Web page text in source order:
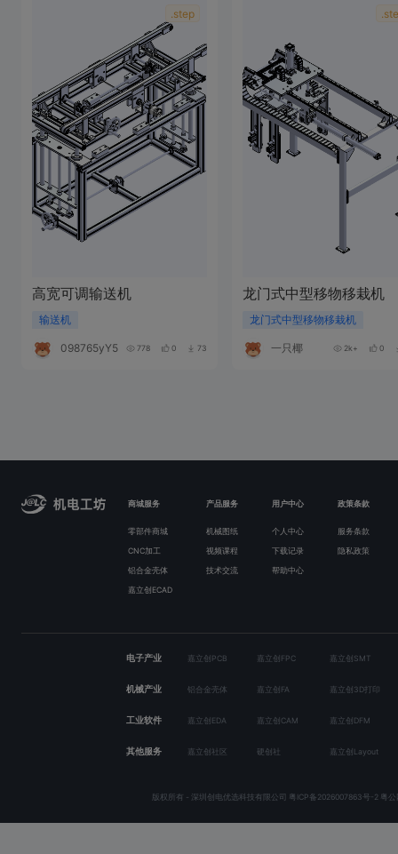
.step
高宽可调输送机
输送机
098765yY506h 778 0 73
龙门式中型移物移栽机
龙门式中型移物移栽机
一只椰 2k+ 0
商城服务 产品服务 用户中心 政策条款
零部件商城 机械图纸 个人中心 服务条款
CNC加工 视频课程 下载记录 隐私政策
铝合金壳体 技术交流 帮助中心
嘉立创ECAD
电子产业 嘉立创PCB 嘉立创FPC 嘉立创SMT
机械产业 铝合金壳体 嘉立创FA 嘉立创3D打印
工业软件 嘉立创EDA 嘉立创CAM 嘉立创DFM
其他服务 嘉立创社区 硬创社 嘉立创Layout
版权所有 - 深圳创电优选科技有限公司 粤ICP备2026007863号-2 粤